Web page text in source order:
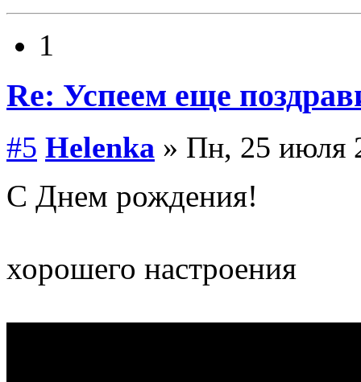
1
Re: Успеем еще
#5 Helenka » Пн, 25 июля
С Днем рождения!
хорошего настроения